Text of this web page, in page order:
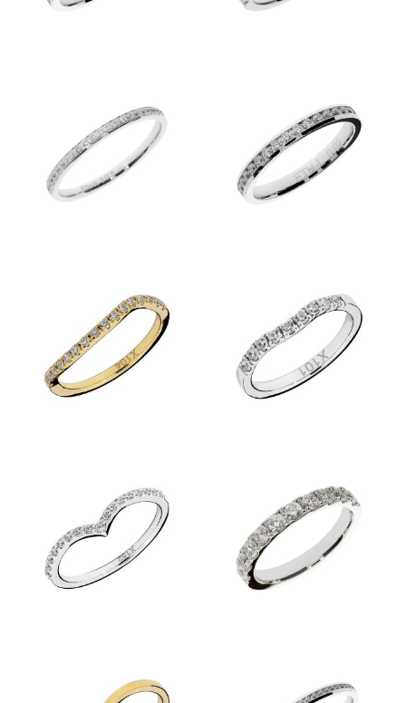
Kolekcije
KOLEKCIJA CLASSIC
KOLEKCIJA LINEA
KOLEKCIJA ESENCA
Predstavitev
POROČNI PRSTANI ETH 0015
POŠLJI ZAPRI